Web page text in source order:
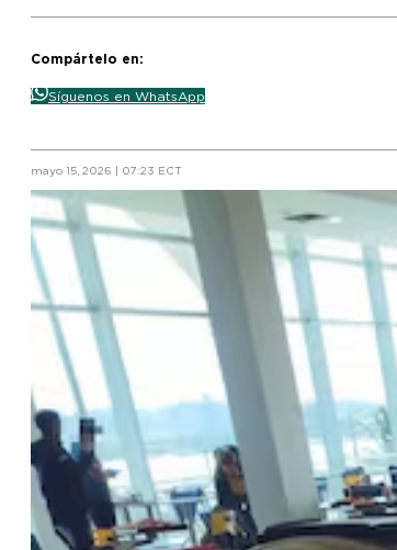
Compártelo en:
Síguenos en WhatsApp
mayo 15, 2026 | 07:23 ECT